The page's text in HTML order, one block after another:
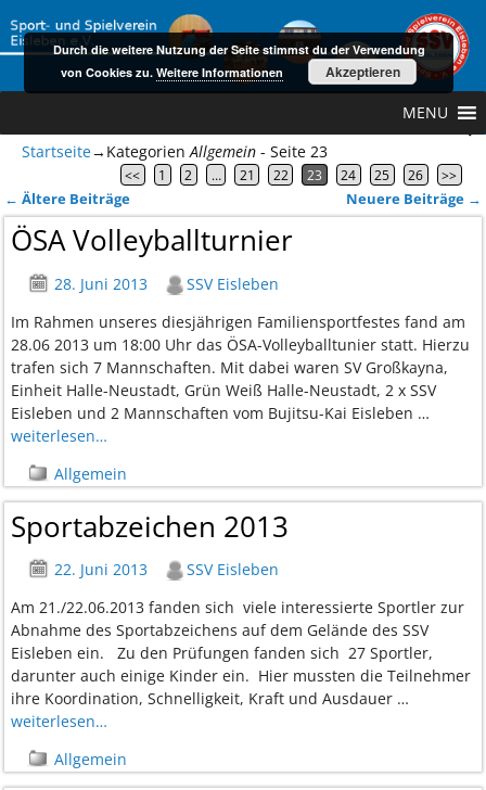
MENU
Startseite→KategorienAllgemein - Seite 23
<< 1 2 … 21 22 23 24 25 26 >>
Artikelnavigation
← Ältere Beiträge Neuere Beiträge →
ÖSA Volleyballturnier
28. Juni 2013
SSV Eisleben
Im Rahmen unseres diesjährigen Familiensportfestes fand am
28.06 2013 um 18:00 Uhr das ÖSA-Volleyballtunier statt. Hierzu
trafen sich 7 Mannschaften. Mit dabei waren SV Großkayna,
Einheit Halle-Neustadt, Grün Weiß Halle-Neustadt, 2 x SSV
Eisleben und 2 Mannschaften vom Bujitsu-Kai Eisleben …
weiterlesen…
Allgemein
Sportabzeichen 2013
22. Juni 2013
SSV Eisleben
Am 21./22.06.2013 fanden sich viele interessierte Sportler zur
Abnahme des Sportabzeichens auf dem Gelände des SSV
Eisleben ein. Zu den Prüfungen fanden sich 27 Sportler,
darunter auch einige Kinder ein. Hier mussten die Teilnehmer
ihre Koordination, Schnelligkeit, Kraft und Ausdauer …
weiterlesen…
Allgemein
Durch die weitere Nutzung der Seite stimmst du der Verwendung
von Cookies zu.Weitere Informationen Akzeptieren